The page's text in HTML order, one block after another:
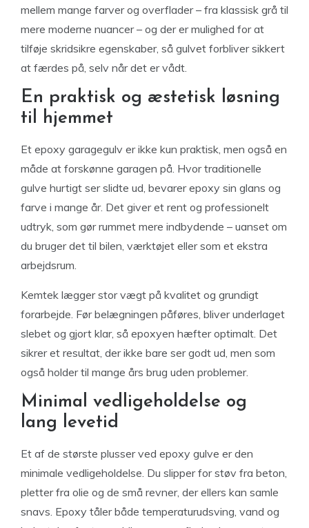
mellem mange farver og overflader – fra klassisk grå til
mere moderne nuancer – og der er mulighed for at
tilføje skridsikre egenskaber, så gulvet forbliver sikkert
at færdes på, selv når det er vådt.
En praktisk og æstetisk løsning
til hjemmet
Et epoxy garagegulv er ikke kun praktisk, men også en
måde at forskønne garagen på. Hvor traditionelle
gulve hurtigt ser slidte ud, bevarer epoxy sin glans og
farve i mange år. Det giver et rent og professionelt
udtryk, som gør rummet mere indbydende – uanset om
du bruger det til bilen, værktøjet eller som et ekstra
arbejdsrum.
Kemtek lægger stor vægt på kvalitet og grundigt
forarbejde. Før belægningen påføres, bliver underlaget
slebet og gjort klar, så epoxyen hæfter optimalt. Det
sikrer et resultat, der ikke bare ser godt ud, men som
også holder til mange års brug uden problemer.
Minimal vedligeholdelse og
lang levetid
Et af de største plusser ved epoxy gulve er den
minimale vedligeholdelse. Du slipper for støv fra beton,
pletter fra olie og de små revner, der ellers kan samle
snavs. Epoxy tåler både temperaturudsving, vand og